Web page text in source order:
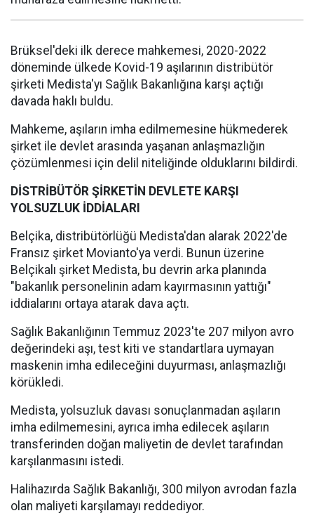
Brüksel'deki ilk derece mahkemesi, 2020-2022
döneminde ülkede Kovid-19 aşılarının distribütör
şirketi Medista'yı Sağlık Bakanlığına karşı açtığı
davada haklı buldu.
Mahkeme, aşıların imha edilmemesine hükmederek
şirket ile devlet arasında yaşanan anlaşmazlığın
çözümlenmesi için delil niteliğinde olduklarını bildirdi.
DİSTRİBÜTÖR ŞİRKETİN DEVLETE KARŞI
YOLSUZLUK İDDİALARI
Belçika, distribütörlüğü Medista'dan alarak 2022'de
Fransız şirket Movianto'ya verdi. Bunun üzerine
Belçikalı şirket Medista, bu devrin arka planında
"bakanlık personelinin adam kayırmasının yattığı"
iddialarını ortaya atarak dava açtı.
Sağlık Bakanlığının Temmuz 2023'te 207 milyon avro
değerindeki aşı, test kiti ve standartlara uymayan
maskenin imha edileceğini duyurması, anlaşmazlığı
körükledi.
Medista, yolsuzluk davası sonuçlanmadan aşıların
imha edilmemesini, ayrıca imha edilecek aşıların
transferinden doğan maliyetin de devlet tarafından
karşılanmasını istedi.
Halihazırda Sağlık Bakanlığı, 300 milyon avrodan fazla
olan maliyeti karşılamayı reddediyor.